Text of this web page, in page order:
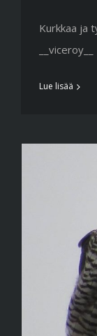
Kurkkaa ja
__viceroy__
Lue lisää